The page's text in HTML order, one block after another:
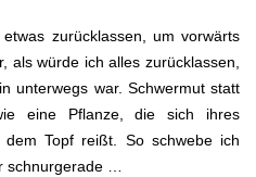
zurücklassen, um vorwärts
als würde ich alles zurücklassen,
unterwegs war. Schwermut statt
eine Pflanze, die sich ihres
Topf reißt. So schwebe ich
schnurgerade …